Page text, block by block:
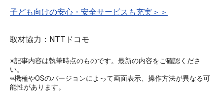
子ども向けの安心・安全サービスも充実＞＞
取材協力：NTTドコモ
※記事内容は執筆時点のものです。最新の内容をご確認くださ
い。
※機種やOSのバージョンによって画面表示、操作方法が異なる可
能性があります。